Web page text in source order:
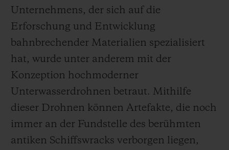
Unternehmens, der sich auf die
Erforschung und Entwicklung
bahnbrechender Materialien spezialisiert
hat, wurde unter anderem mit der
Konzeption hochmoderner
Unterwasserdrohnen betraut. Mithilfe
dieser Drohnen können Artefakte, die noch
immer an der Fundstelle des berühmten
antiken Schiffswracks verborgen liegen,